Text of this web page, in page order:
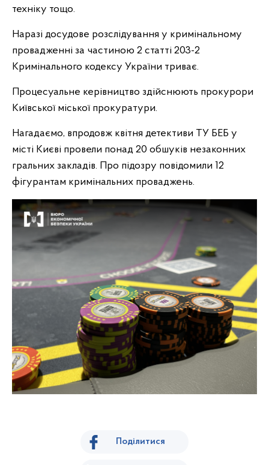
техніку тощо.
Наразі досудове розслідування у кримінальному
провадженні за частиною 2 статті 203-2
Кримінального кодексу України триває.
Процесуальне керівництво здійснюють прокурори
Київської міської прокуратури.
Нагадаємо, впродовж квітня детективи ТУ БЕБ у
місті Києві провели понад 20 обшуків незаконних
гральних закладів. Про підозру повідомили 12
фігурантам кримінальних проваджень.
Поділитися